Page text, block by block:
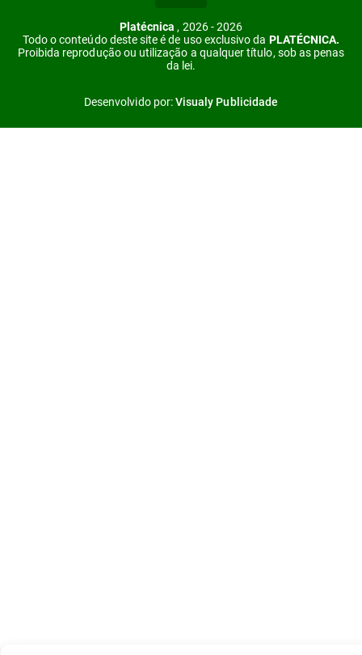
Platécnica, 2026 - 2026
Todo o conteúdo deste site é de uso exclusivo da PLATÉCNICA.
Proibida reprodução ou utilização a qualquer título, sob as penas
da lei.
Desenvolvido por:Visualy Publicidade